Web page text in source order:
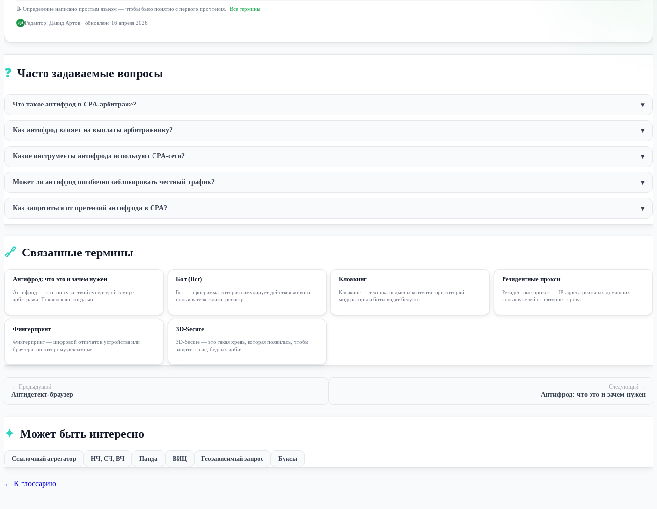
📝 Определение написано простым языком — чтобы было понятно с первого прочтения. Все термины →
ДА Редактор: Давид Артов · обновлено 16 апреля 2026
❓ Часто задаваемые вопросы
Что такое антифрод в CPA-арбитраже? ▾
Как антифрод влияет на выплаты арбитражнику? ▾
Какие инструменты антифрода используют CPA-сети? ▾
Может ли антифрод ошибочно заблокировать честный трафик? ▾
Как защититься от претензий антифрода в CPA? ▾
🔗 Связанные термины
Антифрод: что это и зачем нужен
Антифрод — это, по сути, твой супергерой в мире
арбитража. Появился он, когда мо...
Бот (Bot)
Бот — программа, которая симулирует действия живого
пользователя: клики, регистр...
Клоакинг
Клоакинг — техника подмены контента, при которой
модераторы и боты видят белую с...
Резидентные прокси
Резидентные прокси — IP-адреса реальных домашних
пользователей от интернет-прова...
Фингерпринт
Фингерпринт — цифровой отпечаток устройства или
браузера, по которому рекламные...
3D-Secure
3D-Secure — это такая хрень, которая появилась, чтобы
защитить нас, бедных арбит...
← Предыдущий
Антидетект-браузер
Следующий →
Антифрод: что это и зачем нужен
✦ Может быть интересно
Ссылочный агрегатор НЧ, СЧ, ВЧ Панда ВИЦ Геозависимый запрос Буксы
← К глоссарию